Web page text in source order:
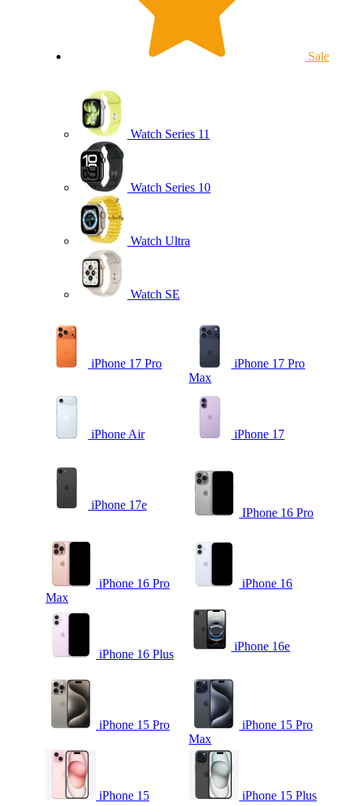
Sale
Watch Series 11
Watch Series 10
Watch Ultra
Watch SE
iPhone 17 Pro
iPhone 17 Pro
Max
iPhone Air iPhone 17
iPhone 17e
IPhone 16 Pro
iPhone 16 Pro
Max
iPhone 16
iPhone 16 Plus
iPhone 16e
iPhone 15 Pro
iPhone 15 Pro
Max
iPhone 15 iPhone 15 Plus